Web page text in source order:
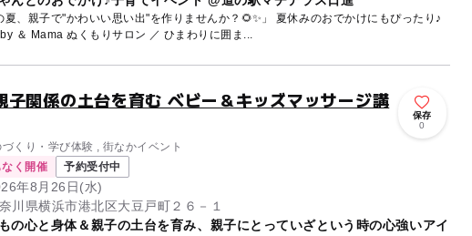
、親子で"かわいい思い出"を作りませんか？🌻✨」 夏休みのおでかけにもぴったり♪
＼ Baby ＆ Mama ぬくもりサロン ／ ひまわりに囲ま...
子関係の土台を育む ベビー＆キッズマッサージ講
くり・学び体験 , 街なかイベント
保存
0
なく開催 予約受付中
年8月26日(水)
川県横浜市港北区大豆戸町２６－１
の心と身体＆親子の土台を育み、親子にとっていざという時の心強いアイ